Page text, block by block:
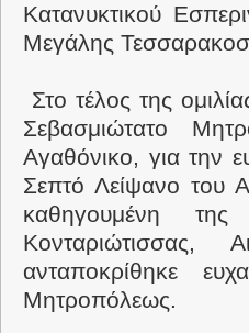
Κατανυκτικού
Μεγάλης
Στο τέλος της
Σεβασμιώτατο
Αγαθόνικο, για την
Σεπτό Λείψανο του
καθηγουμένη
ανταποκρίθηκε
Μητροπόλεως.